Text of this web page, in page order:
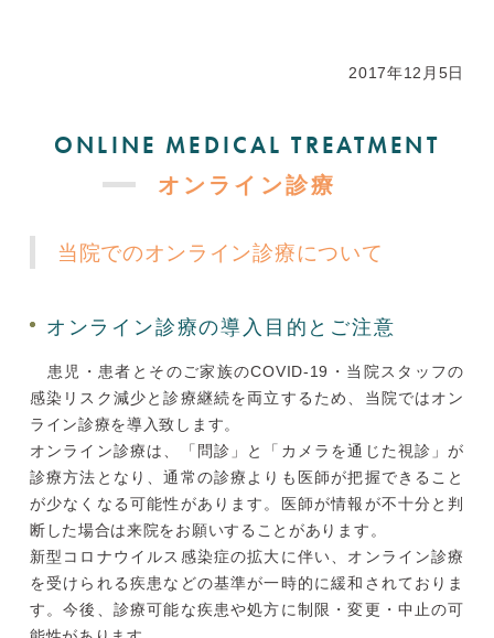
2017年12月5日
ONLINE MEDICAL TREATMENT
オンライン診療
当院でのオンライン診療について
オンライン診療の導入目的とご注意
患児・患者とそのご家族のCOVID-19・当院スタッフの
感染リスク減少と診療継続を両立するため、当院ではオン
ライン診療を導入致します。
オンライン診療は、「問診」と「カメラを通じた視診」が
診療方法となり、通常の診療よりも医師が把握できること
が少なくなる可能性があります。医師が情報が不十分と判
断した場合は来院をお願いすることがあります。
新型コロナウイルス感染症の拡大に伴い、オンライン診療
を受けられる疾患などの基準が一時的に緩和されておりま
す。今後、診療可能な疾患や処方に制限・変更・中止の可